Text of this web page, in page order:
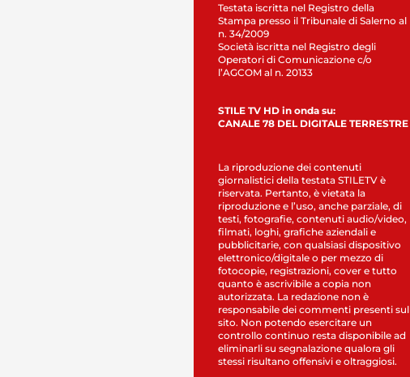
Testata iscritta nel Registro della
Stampa presso il Tribunale di Salerno al
n. 34/2009
Società iscritta nel Registro degli
Operatori di Comunicazione c/o
l’AGCOM al n. 20133
STILE TV HD in onda su:
CANALE 78 DEL DIGITALE TERRESTRE
La riproduzione dei contenuti
giornalistici della testata STILETV è
riservata. Pertanto, è vietata la
riproduzione e l’uso, anche parziale, di
testi, fotografie, contenuti audio/video,
filmati, loghi, grafiche aziendali e
pubblicitarie, con qualsiasi dispositivo
elettronico/digitale o per mezzo di
fotocopie, registrazioni, cover e tutto
quanto è ascrivibile a copia non
autorizzata. La redazione non è
responsabile dei commenti presenti sul
sito. Non potendo esercitare un
controllo continuo resta disponibile ad
eliminarli su segnalazione qualora gli
stessi risultano offensivi e oltraggiosi.